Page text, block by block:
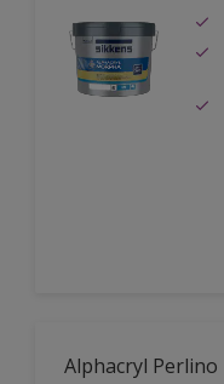
Alphacryl Perlino